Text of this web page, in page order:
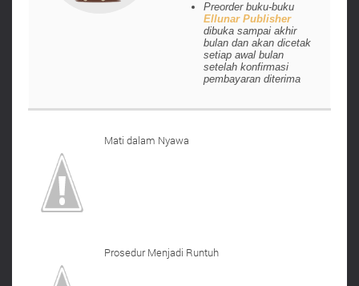
Preorder buku-buku
Ellunar Publisher
dibuka sampai akhir
bulan dan akan dicetak
setiap awal bulan
setelah konfirmasi
pembayaran diterima
Mati dalam Nyawa
Prosedur Menjadi Runtuh